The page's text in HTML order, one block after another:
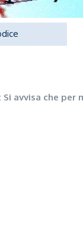
avvisa che